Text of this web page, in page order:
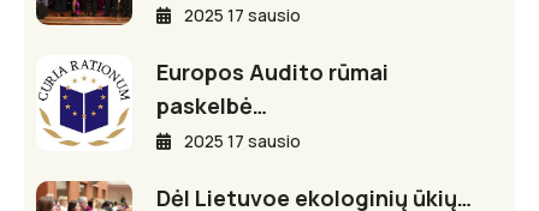
2025 17 sausio
Europos Audito rūmai
paskelbė…
2025 17 sausio
Dėl Lietuvoe ekologinių ūkių…